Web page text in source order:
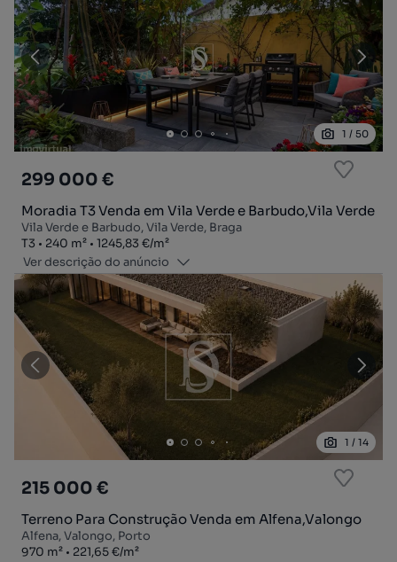
1 / 50
299 000 €
Moradia T3 Venda em Vila Verde e Barbudo,Vila Verde
Vila Verde e Barbudo, Vila Verde, Braga
Tipologia
T3
Zona240 m²
Preço por metro quadrado
1245,83 €/m²
Ver descrição do anúncio
1 / 14
215 000 €
Terreno Para Construção Venda em Alfena,Valongo
Alfena, Valongo, Porto
Zona
970 m²
Preço por metro quadrado
221,65 €/m²